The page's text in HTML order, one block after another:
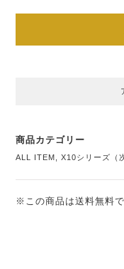
商品カテゴリー
ALL ITEM ,X10シリーズ（
※この商品は送料無料で